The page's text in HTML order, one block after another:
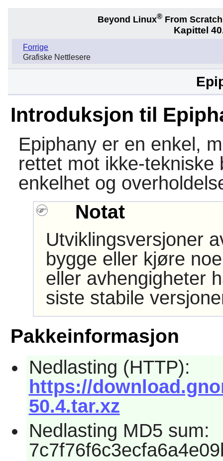
Beyond Linux® From
Kapittel
Forrige
Grafiske Nettlesere
Introduksjon til
Epiphanyer en enkel,
rettet mot ikke-tekniske
enkelhet og
Notat
Utviklingsversjoner
bygge eller kjøre
eller avhengigheter
siste stabile
Pakkeinformasjon
Nedlasting (HTTP):
https://
50.4.tar.xz
Nedlasting MD5 sum: